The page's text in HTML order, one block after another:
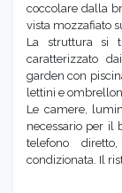
coccolare dalla
vista mozzafiato
La struttura si
caratterizzato
garden con
lettini e
Le camere,
necessario per il
telefono
condizionata. Il